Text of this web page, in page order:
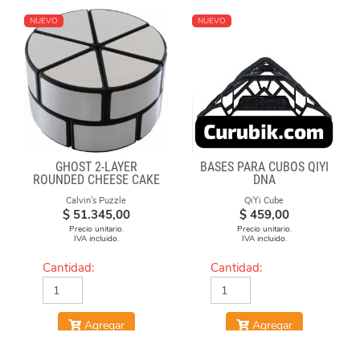
NUEVO
GHOST 2-LAYER
ROUNDED CHEESE CAKE
-BLACK BODY WITH
SILVER LABEL
Calvin's Puzzle
$ 51.345,00
Precio unitario.
IVA incluido.
Cantidad:
Agregar
NUEVO
BASES PARA CUBOS QIYI
DNA
QiYi Cube
$ 459,00
Precio unitario.
IVA incluido.
Cantidad:
Agregar